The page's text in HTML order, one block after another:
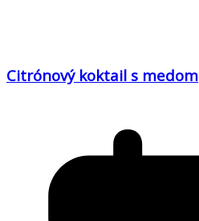
Citrónový koktail s medom